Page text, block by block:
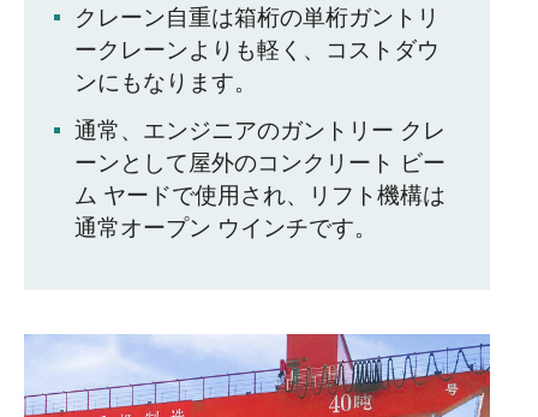
クレーン自重は箱桁の単桁ガントリ
ークレーンよりも軽く、コストダウ
ンにもなります。
通常、エンジニアのガントリー クレ
ーンとして屋外のコンクリート ビー
ム ヤードで使用され、リフト機構は
通常オープン ウインチです。